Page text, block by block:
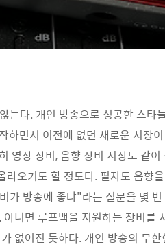
는다. 개인 방송으로 성공한 스타
하면서 이전에 없던 새로운 시장
영상 장비, 음향 장비 시장도 같이
오기도 할 정도다. 필자도 음향
가 방송에 좋냐"라는 질문을 몇
니면 루프백을 지원하는 장비를
없어진 듯하다. 개인 방송의 무